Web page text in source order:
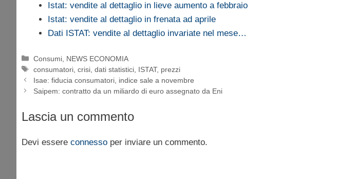
Istat: vendite al dettaglio in lieve aumento a febbraio
Istat: vendite al dettaglio in frenata ad aprile
Dati ISTAT: vendite al dettaglio invariate nel mese…
Categorie
Consumi NEWS ECONOMIA
Tag
consumatori ,crisi ,dati statistici ISTAT, prezzi
Isae: fiducia consumatori, indice sale a novembre
Saipem: contratto da un miliardo di euro assegnato da Eni
Lascia un commento
Devi essere connesso per inviare un commento.